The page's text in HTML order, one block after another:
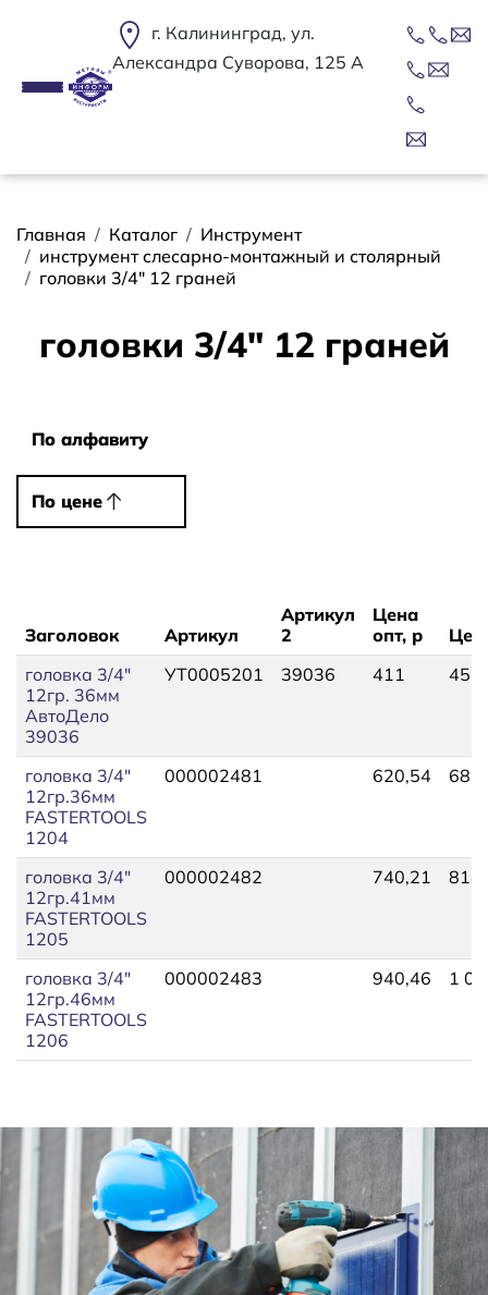
г. Калининград, ул.
Александра Суворова, 125 А
Строка навигации
Главная Каталог
Инструмент
инструмент слесарно-монтажный и столярный
головки 3/4" 12 граней
головки 3/4" 12 граней
По алфавиту
По алфавиту
По цене
По цене
Заголовок Артикул
Артикул
2
Цена
опт, р
головка 3/4"
12гр. 36мм
АвтоДело
39036
УТ0005201 39036 411
головка 3/4"
12гр.36мм
FASTERTOOLS
1204
000002481 620,54
головка 3/4"
12гр.41мм
FASTERTOOLS
1205
000002482 740,21
головка 3/4"
12гр.46мм
FASTERTOOLS
1206
000002483 940,46 1